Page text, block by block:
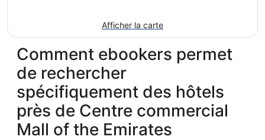
Afficher la carte
Comment ebookers permet
de rechercher
spécifiquement des hôtels
près de Centre commercial
Mall of the Emirates